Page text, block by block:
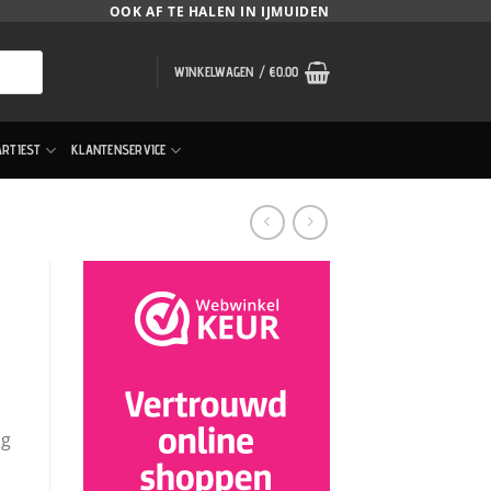
OOK AF TE HALEN IN IJMUIDEN
WINKELWAGEN /€0.00
KLANTENSERVICE